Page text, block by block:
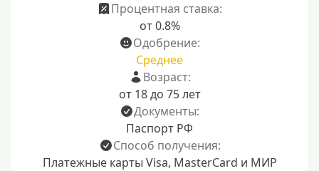
Процентная ставка:
от 0.8%
Одобрение:
Среднее
Возраст:
от 18 до 75 лет
Документы:
Паспорт РФ
Способ получения:
Платежные карты Visa, MasterCard и МИР